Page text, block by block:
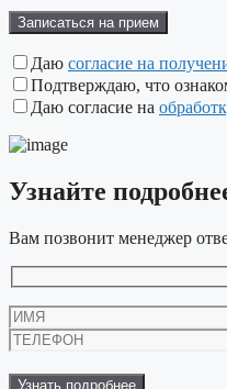
это
поле
пустым.
Даю согласие на
Подтверждаю, что
Даю согласие на
Узнайте
Вам позвонит менеджер
это